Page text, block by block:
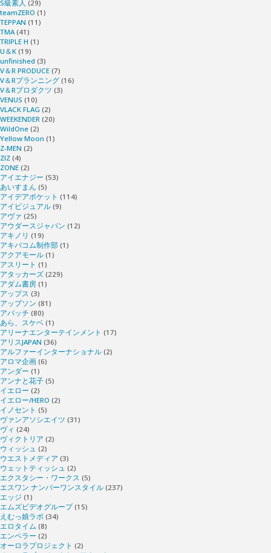
S級素人 (29)
teamZERO (1)
TEPPAN (11)
TMA(41)
TRIPLE H (1)
U＆K (19)
unfinished (3)
V＆R PRODUCE (7)
V＆Rプランニング (16)
V＆Rプロダクツ (3)
VENUS (10)
VLACK FLAG (2)
WEEKENDER (20)
WildOne (2)
Yellow Moon (1)
Z-MEN (2)
ZIZ (4)
ZONE (2)
アイエナジー (53)
あいすまん (5)
アイデアポケット (114)
アイビジュアル (9)
アヴァ (25)
アウダースジャパン (12)
アキノリ (19)
アキバコム制作部 (1)
アクアモール (1)
アスリート (1)
アタッカーズ (229)
アダム書房 (1)
アップス (3)
アップソン (81)
アパッチ (80)
あら、スケベ (1)
アリーナエンターテインメント (17)
アリスJAPAN (36)
アルファーインターナショナル (2)
アロマ企画 (6)
アンダー (1)
アンナと花子 (5)
イエロー (2)
イエロー/HERO (2)
イノセント (5)
ヴァンアソシエイツ (31)
ヴィ (24)
ヴィクトリア (2)
ウィッシュ (2)
ウエストメディア (3)
ウェットティッシュ (2)
エクスタシー・ワークス (5)
エスワン ナンバーワンスタイル (237)
エッジ (1)
エムズビデオグループ(15)
えむっ娘ラボ (34)
エロタイム (8)
エンペラー (2)
オーロラプロジェクト (2)